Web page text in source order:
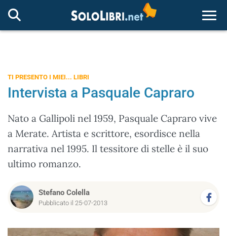
TI PRESENTO I MIEI... LIBRI
Intervista a Pasquale Capraro
Nato a Gallipoli nel 1959, Pasquale Capraro vive
a Merate. Artista e scrittore, esordisce nella
narrativa nel 1995. Il tessitore di stelle è il suo
ultimo romanzo.
Stefano Colella
Pubblicato il 25-07-2013